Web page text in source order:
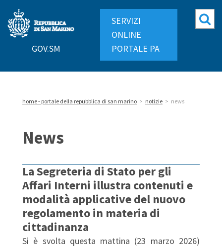
Repubblica
di
GOV.SM
SERVIZI
ONLINE
PORTALE PA
home - portale della repubblica di san marino > notizie > news
News
La Segreteria di Stato per gli
Affari Interni illustra contenuti e
modalità applicative del nuovo
regolamento in materia di
cittadinanza
Si è svolta questa mattina (23 marzo 2026)